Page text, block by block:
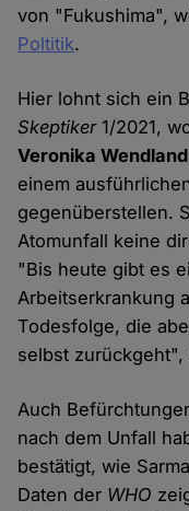
von "Fukushima",
Poltitik.
Hier lohnt sich ein
Skeptiker1/2021,
Veronika Wendland
einem
gegenüberstellen.
Atomunfall keine
"Bis heute gibt es
Arbeitserkrankung
Todesfolge, die
selbst
Auch
nach dem Unfall
bestätigt, wie
Daten der WHO